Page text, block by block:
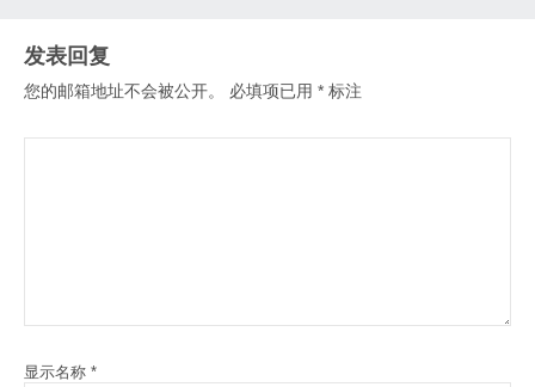
发表回复
您的邮箱地址不会被公开。 必填项已用 * 标注
显示名称 *